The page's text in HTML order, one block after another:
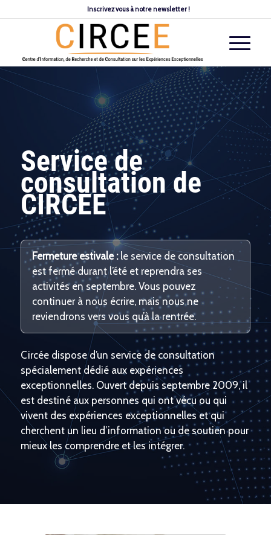
Inscrivez vous à notre newsletter !
Service de
consultation de
CIRCEE
Fermeture estivale :le service de consultation
est fermé durant l’été et reprendra ses
activités en septembre. Vous pouvez
continuer à nous écrire, mais nous ne
reviendrons vers vous qu’à la rentrée.
Circée dispose d’un service de consultation
spécialement dédié aux expériences
exceptionnelles. Ouvert depuis septembre 2009, il
est destiné aux personnes qui ont vécu ou qui
vivent des expériences exceptionnelles et qui
cherchent un lieu d’information ou de soutien pour
mieux les comprendre et les intégrer.